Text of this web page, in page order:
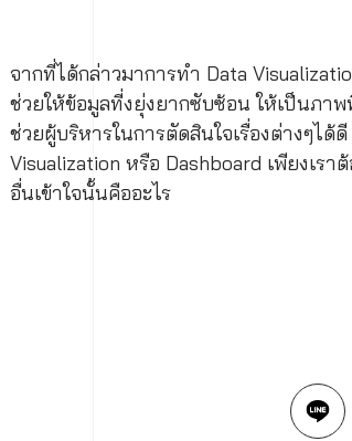
จากที่ได้กล่าวมาการทำ Data
ช่วยให้ข้อมูลที่งยุ่งยากซับซ้อน ให้เป็นภา
ช่วยผู้บริหารในการตัดสินใจเรื่องต่างๆไ
Visualization หรือ Dashboard เพียงเรา
อื่นเข้าใจนั้นคืออะไร